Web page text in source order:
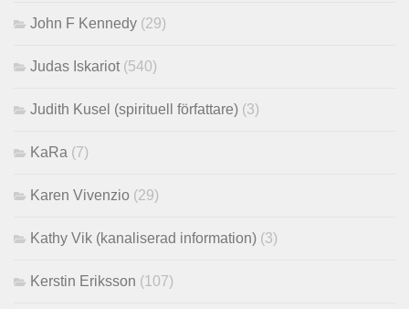
John F Kennedy (29)
Judas Iskariot (540)
Judith Kusel (spirituell författare) (3)
KaRa (7)
Karen Vivenzio (29)
Kathy Vik (kanaliserad information) (3)
Kerstin Eriksson (107)